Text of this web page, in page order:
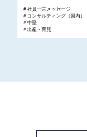
＃社員一言メッセージ
＃コンサルティング（国内）
＃中堅
＃出産・育児